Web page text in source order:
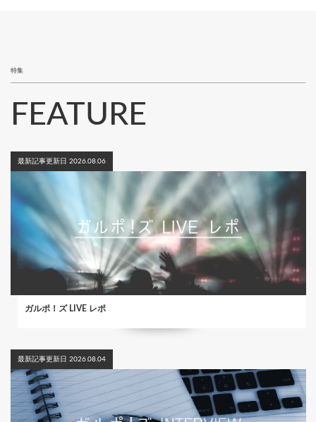
特集
FEATURE
最新記事更新日 2026.08.06
ガルポ！ズ LIVE レポ
最新記事更新日 2026.08.04